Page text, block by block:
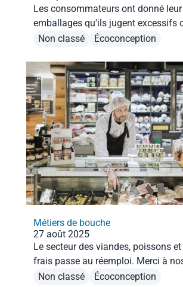
Les consommateurs ont donné
emballages qu'ils jugent excessifs
améliorer : on vous décrypte le bilan de ces
Non classé Écoconception
Métiers de bouche
27 août 2025
Le secteur des viandes, poissons
frais passe au réemploi. Merci à nos lauréats
pour cette belle dose d'inspiration !
Non classé Écoconception